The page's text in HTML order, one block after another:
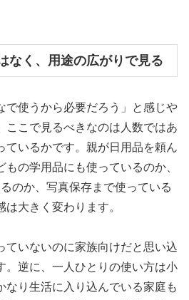
なく、用途の広がりで見る
で使うから必要だろう」と感じや
ここで見るべきなのは人数ではあ
ているかです。親が日用品を頼ん
の学用品にも使っているのか、
のか、写真保存まで使っている
大きく変わります。
ていないのに家族向けだと思い込
。逆に、一人ひとりの使い方は小
なり生活に入り込んでいる家庭も